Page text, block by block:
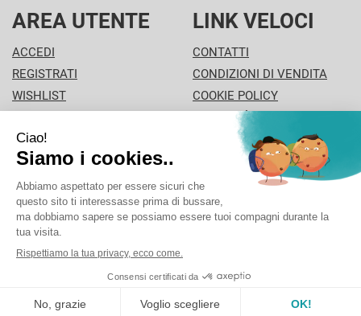
AREA UTENTE
ACCEDI
REGISTRATI
WISHLIST
NEWSLETTER
LINK VELOCI
CONTATTI
CONDIZIONI DI VENDITA
COOKIE POLICY
MODALITÀ DI PAGAMENTO
INFORMATIVA PRIVACY
PISA PHARMA - P.Iva: 02013280504 - Sede legale: VIA
L'ARANCIO 42 - 56126 Pisa (PI) Italia Tel/Fax. 0506930694
Cell./Whatsapp: 3312289485 info@pisapharma.it cod.
fiscale: FNCMCL73P63A091B iscritta al: PISA
Powered by Prenofa Web Design Fulcri srl